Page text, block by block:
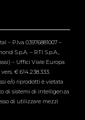
– P.Iva 03976881007 –
S.p.A. – RTI S.p.A.,
– Uffici Viale Europa
€ 614.238.333.
e/o riprodotti è vietata
di sistemi di intelligenza
di utilizzare mezzi